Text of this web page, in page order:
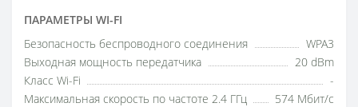
ПАРАМЕТРЫ WI-FI
Безопасность беспроводного соединения
WPA3
Выходная мощность передатчика
20 dBm
Класс Wi-Fi
-
Максимальная скорость по частоте 2.4 ГГц
574 Мбит/с